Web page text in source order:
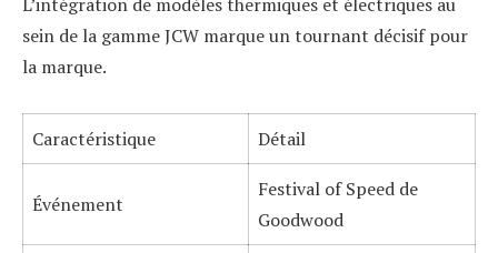
sein de la gamme JCW marque un tournant décisif pour
la marque.
Caractéristique Détail
Événement
Festival of Speed de
Goodwood